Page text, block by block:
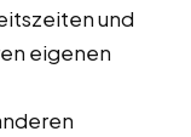
und
eigenen